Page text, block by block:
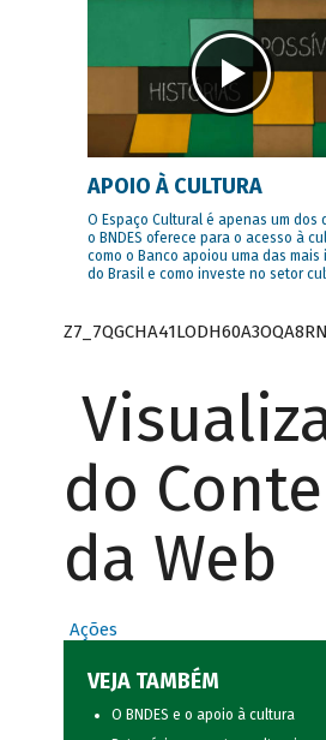
APOIO À CULTURA
O Espaço Cultural é apenas um dos
o BNDES oferece para o acesso à
como o Banco apoiou uma das
do Brasil e como investe no setor
do
da Web
Ações
VEJA TAMBÉM
O BNDES e o apoio à cultura